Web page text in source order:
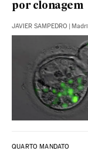
por clonagem
JAVIER SAMPEDRO | Madri
QUARTO MANDATO